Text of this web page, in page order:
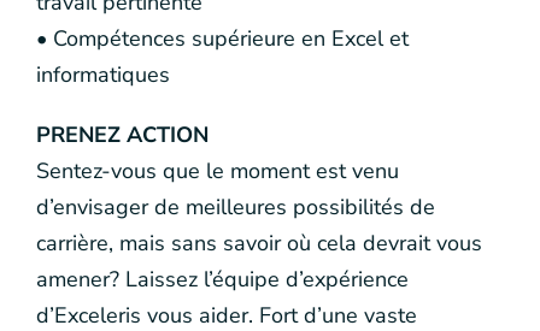
• Compétences supérieure en Excel et
informatiques
PRENEZ ACTION
Sentez-vous que le moment est venu
d’envisager de meilleures possibilités de
carrière, mais sans savoir où cela devrait vous
amener? Laissez l’équipe d’expérience
d’Exceleris vous aider. Fort d’une vaste